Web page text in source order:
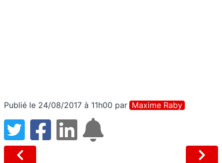
Publié le 24/08/2017 à 11h00 par Maxime Raby